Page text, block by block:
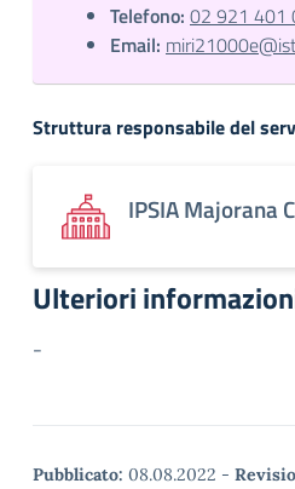
Telefono: 02 921 401
Email:
Struttura responsabile del
IPSIA Majorana
Ulteriori
-
Pubblicato: 08.08.2022 -